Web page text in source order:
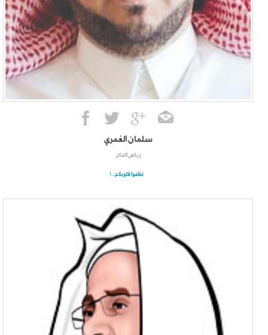
سلمان العُمري
رياض الفكر
نظفوا قلوبكم...!